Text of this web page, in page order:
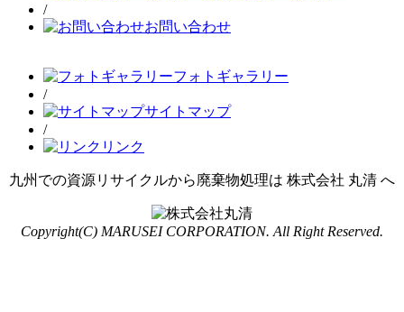
/
お問い合わせ
フォトギャラリー
/
サイトマップ
/
リンク
九州での資源リサイクルから廃棄物処理は 株式会社 丸清 へ
Copyright(C) MARUSEI CORPORATION. All Right Reserved.